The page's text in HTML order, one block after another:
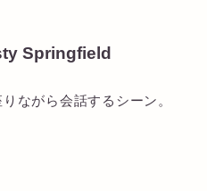
Springfield
ながら会話するシーン。